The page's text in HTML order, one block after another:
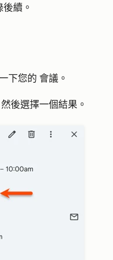
後續。
下您的 會議 。
後選擇一個結果 。